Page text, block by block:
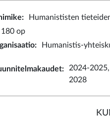
: Humanististen
180 op
: Humanistis-
:
2024-
2028